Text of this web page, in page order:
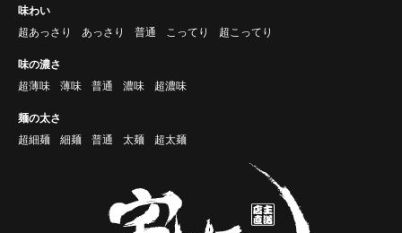
味わい
超あっさり
あっさり 普通 こってり 超こってり
味の濃さ
超薄味
薄味 普通 濃味 超濃味
麺の太さ
超細麺
細麺 普通 太麺 超太麺